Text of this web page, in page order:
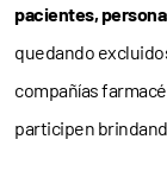
pacientes,
quedando
compañías
participen